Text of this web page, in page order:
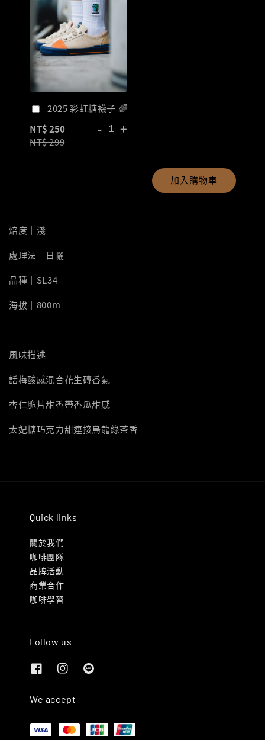
2025 彩虹糖襪子 🌈
NT$ 250
NT$ 299
- +
加入購物車
焙度｜淺
處理法｜日曬
品種｜SL34
海拔｜800m
風味描述｜
話梅酸感混合花生磚香氣
杏仁脆片甜香帶香瓜甜感
太妃糖巧克力甜連接烏龍綠茶香
Quick links
關於我們
咖啡團隊
品牌活動
商業合作
咖啡學習
Follow us
We accept